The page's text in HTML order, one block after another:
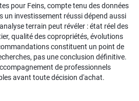
pour Feins, compte tenu des données
un investissement réussi dépend aussi
terrain peut révéler : état réel des
qualité des copropriétés, évolutions
constituent un point de
pas une conclusion définitive.
de professionnels
avant toute décision d'achat.